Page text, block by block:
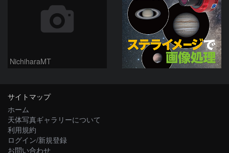
NichiharaMT
サイトマップ
ホーム
天体写真ギャラリーについて
利用規約
ログイン/新規登録
お問い合わせ